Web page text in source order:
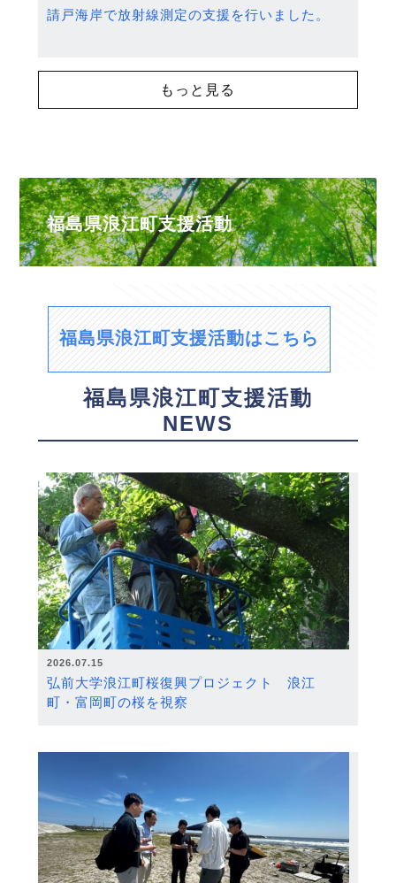
請戸海岸で放射線測定の支援を行いました。
もっと見る
福島県浪江町支援活動
福島県浪江町支援活動はこちら
福島県浪江町支援活動
NEWS
2026.07.15
弘前大学浪江町桜復興プロジェクト 浪江
町・富岡町の桜を視察